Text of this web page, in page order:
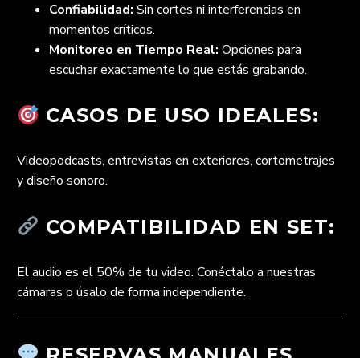
Confiabilidad: Sin cortes ni interferencias en
momentos críticos.
Monitoreo en Tiempo Real: Opciones para
escuchar exactamente lo que estás grabando.
CASOS DE USO IDEALES:
Videopodcasts, entrevistas en exteriores, cortometrajes
y diseño sonoro.
COMPATIBILIDAD EN SET:
El audio es el 50% de tu video. Conéctalo a nuestras
cámaras o úsalo de forma independiente.